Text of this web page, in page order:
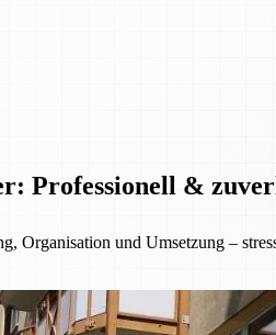
Professionell &
Organisation und Umsetzung –